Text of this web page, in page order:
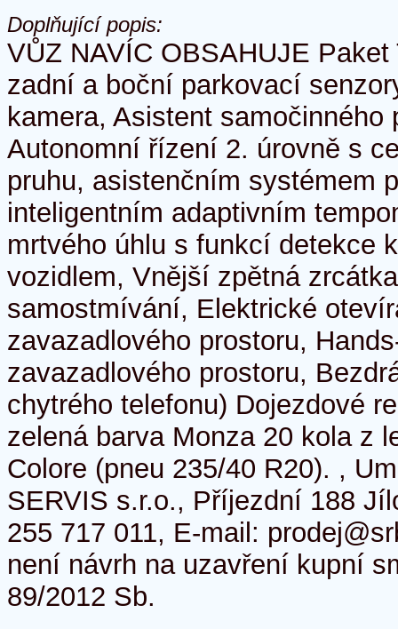
Doplňující popis:
VŮZ NAVÍC OBSAHUJE Paket
zadní a boční parkovací
kamera, Asistent samočinného
Autonomní řízení 2. úrovně s
pruhu, asistenčním systémem
inteligentním adaptivním
mrtvého úhlu s funkcí detekce
vozidlem, Vnější zpětná
samostmívání, Elektrické
zavazadlového prostoru,
zavazadlového prostoru,
chytrého telefonu) Dojezdové
zelená barva Monza 20 kola z
Colore (pneu 235/40 R20). ,
SERVIS s.r.o., Příjezdní 188
255 717 011, E-mail:
není návrh na uzavření kupní
89/2012 Sb.